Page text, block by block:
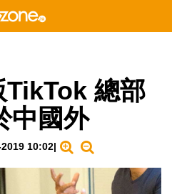
TikTok 總部
中國外
10:02|